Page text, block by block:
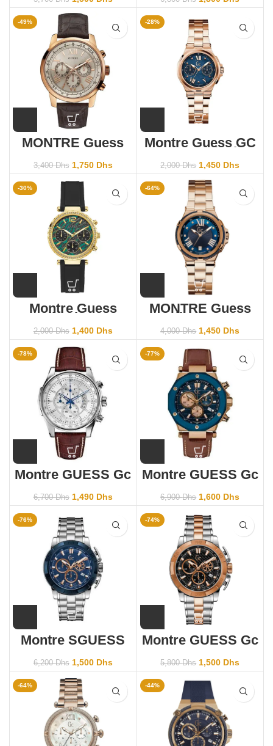
Homme sport
-49%
MONTRE Guess
Homme Horizon
w0380g4
3,400Dhs 1,750 Dhs
-28%
Montre Guess GC
Structura Bicolore
Y33001L7
2,000Dhs 1,450 Dhs
-30%
Montre Guess
Collection Gc
SOLSTICE
GW0113L1
2,000Dhs 1,400 Dhs
-64%
MONTRE Guess
Collection Gc
Structura Cable
Y34009L7
4,000Dhs 1,450 Dhs
-78%
Montre GUESS Gc
X81001G1S
6,700Dhs 1,490 Dhs
-77%
Montre GUESS Gc
X72033G7S
6,900Dhs 1,600 Dhs
-76%
Montre SGUESS
Gc X11002G7S
6,200Dhs 1,500 Dhs
-74%
Montre GUESS Gc
X11001G2S
5,800Dhs 1,500 Dhs
-64% -44%